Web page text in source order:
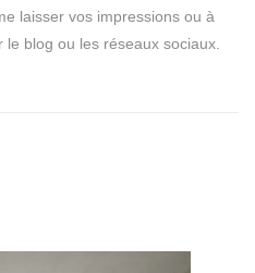
laisser vos impressions ou à
le blog ou les réseaux sociaux.